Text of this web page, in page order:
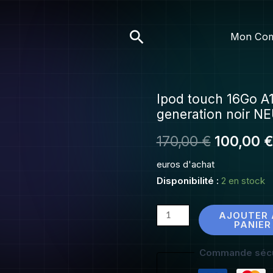
Rechercher Mon
Ipod touch 16Go
generation noir
170,00€
Le
initial
était :
170,00
100,00 €
euros d'achat
Disponibilité : 2 en stock
quantité
de
touch
16Go
A1574
generation
AJOUTER
PANIER
Commande